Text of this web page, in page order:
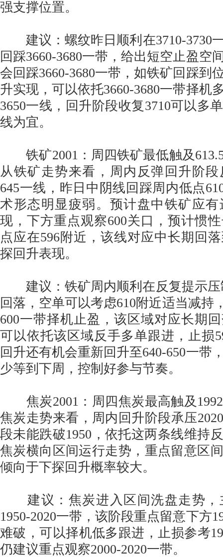
强支撑位置。
建议：螺纹昨日顺利在3710-3730
回踩3660-3680一带，给出短空止盈空
会回踩3660-3680一带，如铁矿回踩到
升实现，可以依托3660-3680一带择机
3650一线，回升阶段收复3710可以多
线为宜。
铁矿2001：周四铁矿最低触及
从铁矿走势来看，周内反弹回升阶
645一线，昨日中阴线回踩周内低点
术形态明显疲弱。预计盘中铁矿应
现，下方重点观察600关口，预计惯
点应在596附近，该线对应中长期回
探回升表现。
建议：铁矿周内顺利在反复提示压
回落，空单可以考虑610附近适当减持
600一带择机止盈，该区域对应长期
可以依托该区域反手多单跟进，止损
回升还有机会重新回升至640-650一带
少等到下周，控制好参与节奏。
焦炭2001：周四焦炭最高触及
焦炭走势来看，周内回升阶段承压
段未能跌破1950，依托这两条线维持
焦炭横向区间运行走势，重点留意区
倾向于下探回升概率较大。
建议：焦炭进入区间洗盘走势，
1950-2020一带，该阶段重点留意下方
难破，可以择机低多跟进，止损参考
仍建议重点观察2000-2020一带。